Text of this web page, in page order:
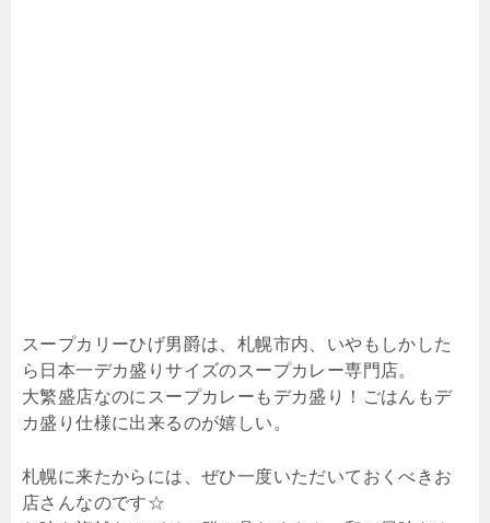
スープカリーひげ男爵は、札幌市内、いやもしかした
ら日本一デカ盛りサイズのスープカレー専門店。
大繁盛店なのにスープカレーもデカ盛り！ごはんもデ
カ盛り仕様に出来るのが嬉しい。
札幌に来たからには、ぜひ一度いただいておくべきお
店さんなのです☆